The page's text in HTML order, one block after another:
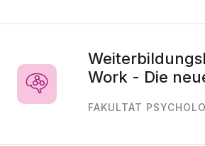
Work - Die
FAKULTÄT